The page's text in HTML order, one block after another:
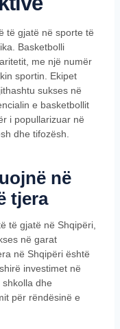
të gjatë në sporte të
Basketbolli
me një numër
sportin. Ekipet
sukses në
e basketbollit
i popullarizuar në
dhe tifozësh.
në
tjera
të gjatë në Shqipëri,
në garat
në Shqipëri është
investimet në
dhe
për rëndësinë e